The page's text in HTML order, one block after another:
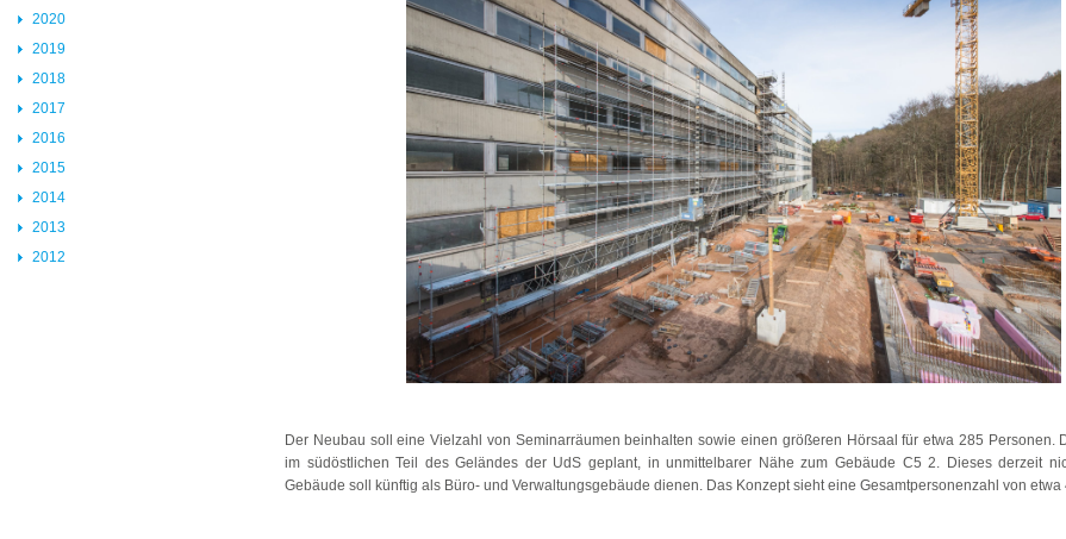
2020
2019
2018
2017
2016
2015
2014
2013
2012
Der Neubau soll eine Vielzahl von Seminarräumen beinhalten sowie einen größeren Hörsaal für etwa 285 Personen.
im südöstlichen Teil des Geländes der UdS geplant, in unmittelbarer Nähe zum Gebäude C5 2. Dieses derzeit
Gebäude soll künftig als Büro- und Verwaltungsgebäude dienen. Das Konzept sieht eine Gesamtpersonenzahl von etwa